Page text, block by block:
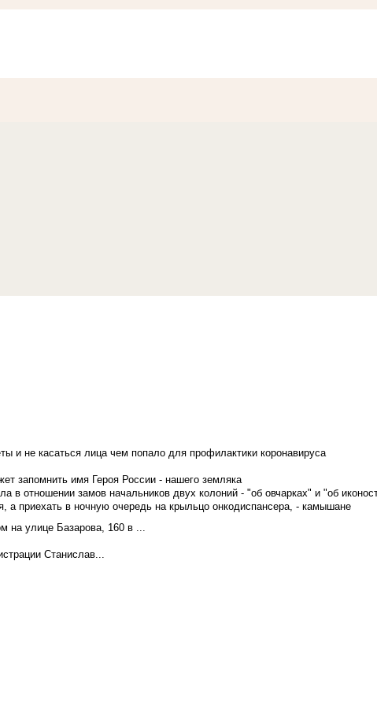
и не касаться лица чем попало для профилактики коронавируса
запомнить имя Героя России - нашего земляка
отношении замов начальников двух колоний - "об овчарках" и "об
приехать в ночную очередь на крыльцо онкодиспансера, - камышане
на улице Базарова, 160 в ...
Станислав...